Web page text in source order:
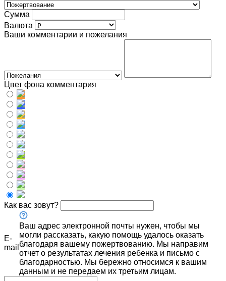
Сумма
Валюта
Ваши комментарии и пожелания
Цвет фона комментария
Как вас зовут?
E-
mail
Ваш адрес электронной почты нужен, чтобы мы
могли рассказать, какую помощь удалось оказать
благодаря вашему пожертвованию. Мы направим
отчет о результатах лечения ребенка и письмо с
благодарностью. Мы бережно относимся к вашим
данным и не передаем их третьим лицам.